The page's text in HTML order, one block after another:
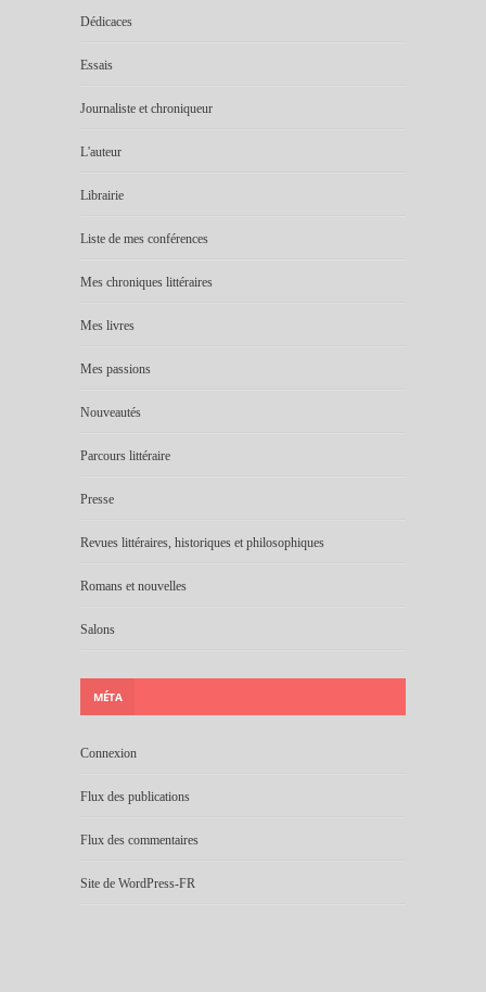
Dédicaces
Essais
Journaliste et chroniqueur
L'auteur
Librairie
Liste de mes conférences
Mes chroniques littéraires
Mes livres
Mes passions
Nouveautés
Parcours littéraire
Presse
Revues littéraires, historiques et philosophiques
Romans et nouvelles
Salons
MÉTA
Connexion
Flux des publications
Flux des commentaires
Site de WordPress-FR